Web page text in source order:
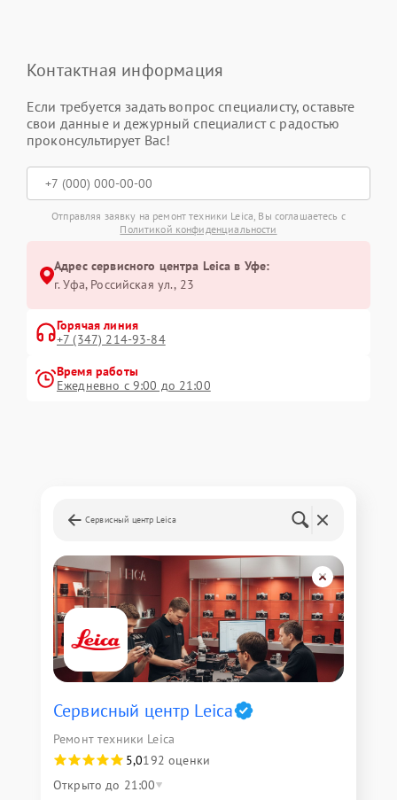
Контактная информация
Если требуется задать вопрос специалисту, оставьте
свои данные и дежурный специалист с радостью
проконсультирует Вас!
Отправляя заявку на ремонт техники Leica, Вы соглашаетесь с
Политикой конфиденциальности
Адрес сервисного центра Leica в Уфе:
г. Уфа, Российская ул., 23
Горячая линия
+7 (347) 214-93-84
Время работы
Ежедневно с 9:00 до 21:00
Сервисный центр Leica
Сервисный центр Leica
Ремонт техники Leica
5,0192 оценки
Открыто до 21:00